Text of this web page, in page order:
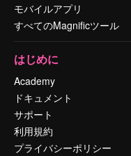
モバイルアプリ
すべてのMagnificツール
はじめに
Academy
ドキュメント
サポート
利用規約
プライバシーポリシー